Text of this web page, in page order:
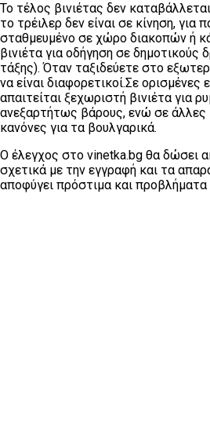
Το τέλος βινιέτας δεν
το τρέιλερ δεν είναι σε κίνηση, για
σταθμευμένο σε χώρο διακοπών ή
βινιέτα για οδήγηση σε δημοτικούς
τάξης). Όταν ταξιδεύετε στο
να είναι διαφορετικοί.Σε
απαιτείται ξεχωριστή βινιέτα για
ανεξαρτήτως βάρους, ενώ σε άλλες
κανόνες για τα βουλγαρικά.
Ο έλεγχος στο vinetka.bg θα δώσει
σχετικά με την εγγραφή και τα
αποφύγει πρόστιμα και